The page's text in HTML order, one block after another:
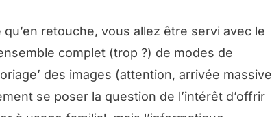
retouche, vous allez être servi avec le
complet (trop ?) de modes de
des images (attention, arrivée massive
se poser la question de l’intérêt d’offrir